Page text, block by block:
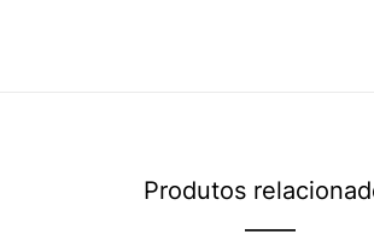
Produtos